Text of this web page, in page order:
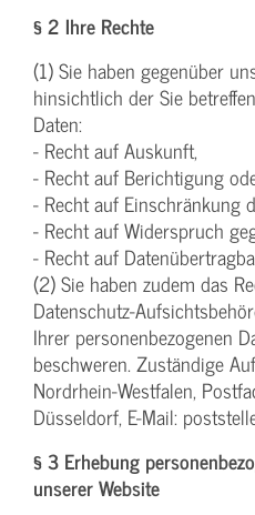
§ 2 Ihre Rechte
(1) Sie haben gegenüber
hinsichtlich der Sie
Daten:
- Recht auf Auskunft,
- Recht auf Berichtigung
- Recht auf Einschränkung
- Recht auf Widerspruch
- Recht auf
(2) Sie haben zudem das
Datenschutz-
Ihrer personenbezogenen
beschweren. Zuständige
Nordrhein-Westfalen,
Düsseldorf, E-Mail:
§ 3 Erhebung
unserer Website